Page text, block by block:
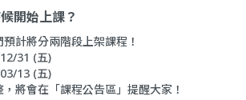
開始上課？
計將分兩階段上架課程！
31 (五)
13 (五)
，將會在「課程公告區 」提醒大家！